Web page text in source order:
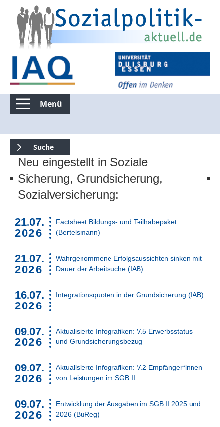
Menü
Suche
Kommentierte Infografiken
Suchen nur in Kommentierte Infografiken
Suche über die gesamte Seite
Suchen
Neu eingestellt in Soziale
Sicherung, Grundsicherung,
Sozialversicherung:
21.07.
2026
Factsheet Bildungs- und Teilhabepaket
(Bertelsmann)
21.07.
2026
Wahrgenommene Erfolgsaussichten sinken mit
Dauer der Arbeitsuche (IAB)
16.07.
2026
Integrationsquoten in der Grundsicherung (IAB)
09.07.
2026
Aktualisierte Infografiken: V.5 Erwerbsstatus
und Grundsicherungsbezug
09.07.
2026
Aktualisierte Infografiken: V.2 Empfänger*innen
von Leistungen im SGB II
09.07.
2026
Entwicklung der Ausgaben im SGB II 2025 und
2026 (BuReg)